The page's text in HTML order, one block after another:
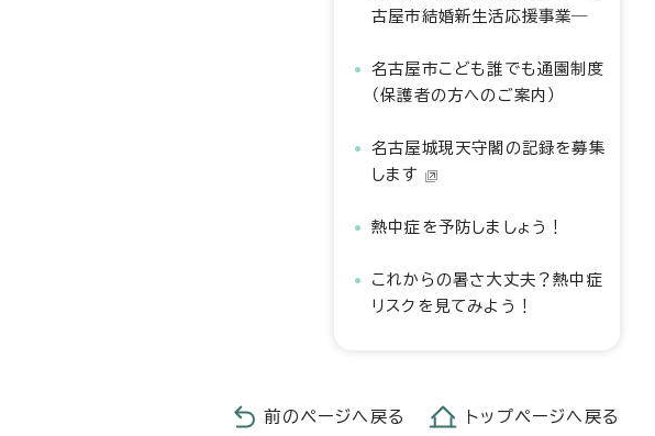
古屋市結婚新生活応援事業―
名古屋市こども誰でも通園制度
（保護者の方へのご案内）
名古屋城現天守閣の記録を募集
します
熱中症を予防しましょう！
これからの暑さ大丈夫？熱中症
リスクを見てみよう！
前のページへ戻る トップページへ戻る